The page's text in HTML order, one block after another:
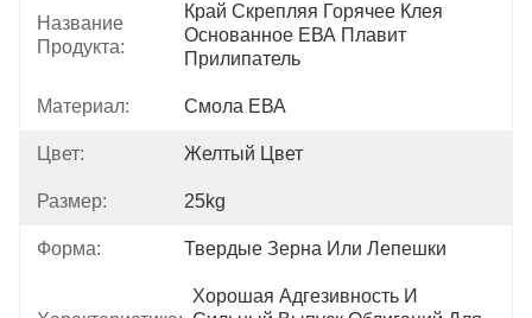
Название
Продукта:
Край Скрепляя Горячее Клея
Основанное ЕВА Плавит
Прилипатель
Материал: Смола ЕВА
Цвет: Желтый Цвет
Размер: 25kg
Форма: Твердые Зерна Или Лепешки
Хорошая Адгезивность И